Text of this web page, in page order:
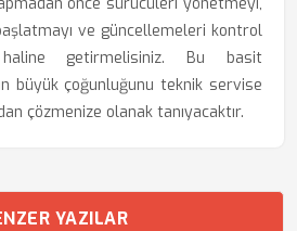
ve güncellemeleri kontrol
haline getirmelisiniz. Bu basit
büyük çoğunluğunu teknik servise
çözmenize olanak tanıyacaktır.
YAZILAR